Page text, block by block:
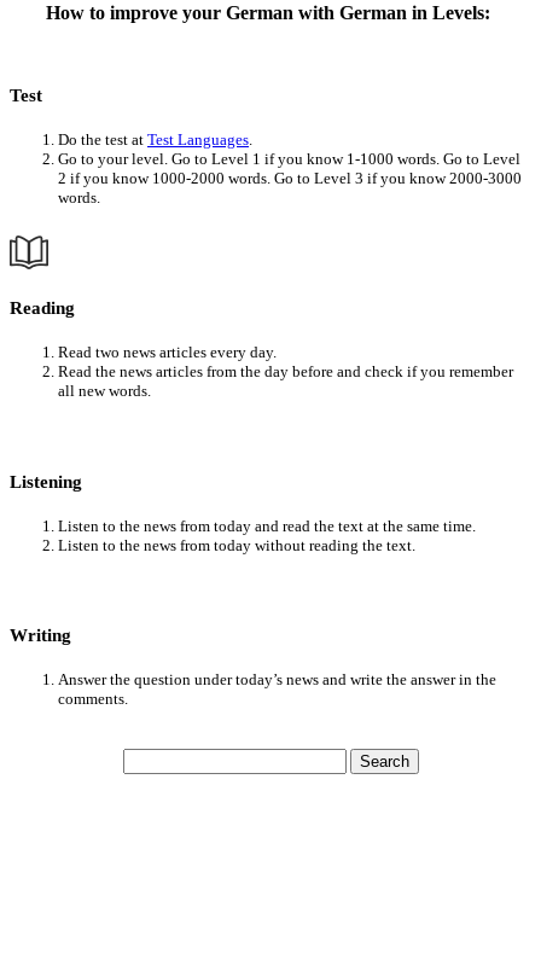
How to improve your German with German in Levels:
Test
Do the test at Test Languages
Go to your level. Go to Level 1 if you know 1-1000 words. Go to Level
2 if you know 1000-2000 words. Go to Level 3 if you know 2000-3000
words.
Reading
Read two news articles every day.
Read the news articles from the day before and check if you remember
all new words.
Listening
Listen to the news from today and read the text at the same time.
Listen to the news from today without reading the text.
Writing
Answer the question under today’s news and write the answer in the
comments.
for: